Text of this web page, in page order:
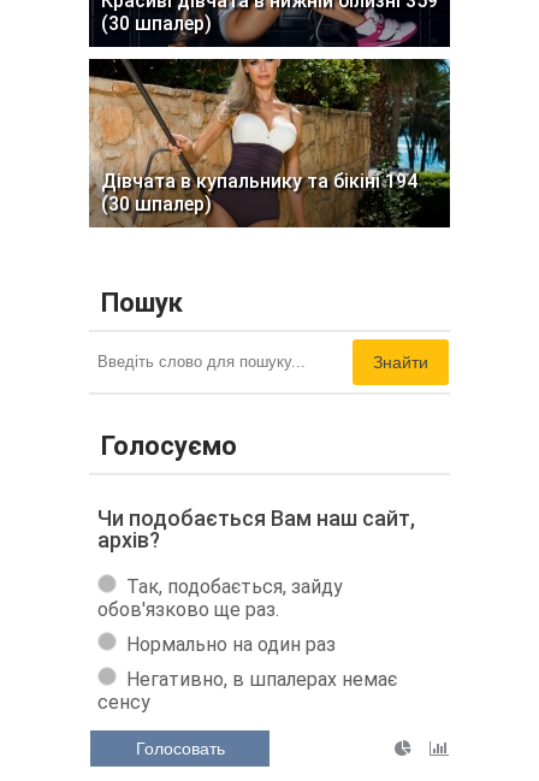
(30 шпалер)
Дівчата в купальнику та бікіні 194
(30 шпалер)
Пошук
Знайти
Голосуємо
Чи подобається Вам наш сайт,
архів?
Так, подобається, зайду
обов'язково ще раз.
Нормально на один раз
Негативно, в шпалерах немає
сенсу
Голосовать